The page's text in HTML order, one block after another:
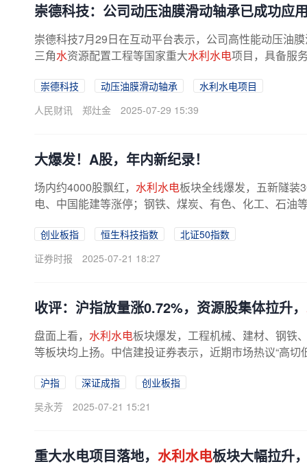
崇德科技：公司动压油膜滑动轴承已成功应
崇德科技7月29日在互动平台表示，公司高性能动压油
三角水资源配置工程等国家重大水利水电项目，具备服
崇德科技 动压油膜滑动轴承
水利水电项目
人民财讯
郑灶金 2025-07-29 15:39
大爆发！A股，年内新纪录！
场内约4000股飘红， 水利水电板块全线爆发，五新隧装
电、中国能建等涨停；钢铁、煤炭、有色、化工、石油
创业板指 恒生科技指数
北证50指数
证券时报
2025-07-21 18:27
收评：沪指放量涨0.72%，资源股集体拉升，
盘面上看， 水利水电板块爆发，工程机械、建材、钢铁
等板块均上扬。中信建投证券表示，近期市场热议“高
沪指 深证成指
创业板指
吴永芳
2025-07-21 15:21
重大水电项目落地， 水利水电板块大幅拉升